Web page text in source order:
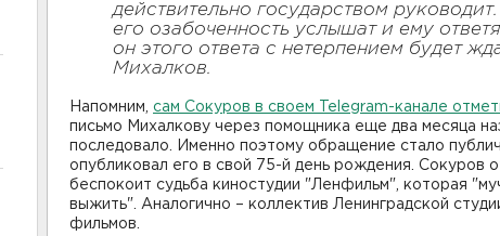
действительно государством
его озабоченность услышат и ему
он этого ответа с нетерпением будет
Михалков.
Напомним, сам Сокуров в своем Telegram-канале
письмо Михалкову через помощника еще два месяца
последовало. Именно поэтому обращение стало
опубликовал его в свой 75-й день рождения. Сокуров
беспокоит судьба киностудии "Ленфильм", которая
выжить". Аналогично – коллектив Ленинградской
фильмов.